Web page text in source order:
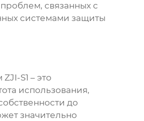
связанных с
системами защиты
S1 – это
использования,
до
значительно